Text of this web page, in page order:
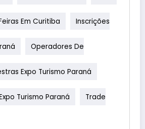
Em Curitiba Inscrições
Operadores De
Expo Turismo Paraná
Turismo Paraná Trade